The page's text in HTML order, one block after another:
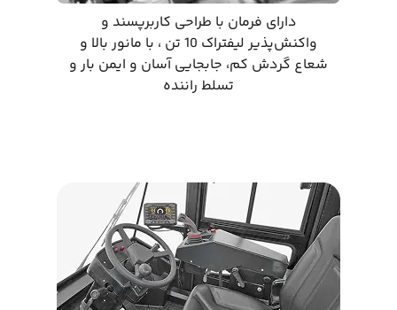
دارای فرمان با طراحی کاربرپسند و
واکنش‌پذیر لیفتراک 10 تن ، با مانور بالا و
شعاع گردش کم، جابجایی آسان و ایمن بار و
تسلط راننده